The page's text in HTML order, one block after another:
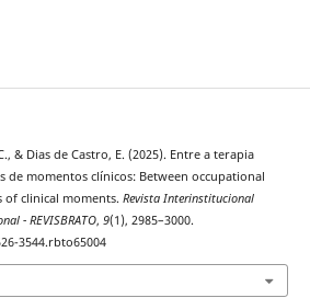
& Dias de Castro, E. (2025). Entre a terapia
de momentos clínicos: Between occupational
of clinical moments. Revista Interinstitucional
- REVISBRATO, 9(1), 2985–3000.
3544.rbto65004